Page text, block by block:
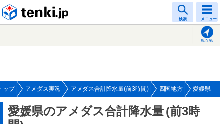
検索 メニュー
現在地
ップ アメダス実況 アメダス合計降水量(前3時間) 四国地方 愛媛県
愛媛県のアメダス合計降水量 (前3時